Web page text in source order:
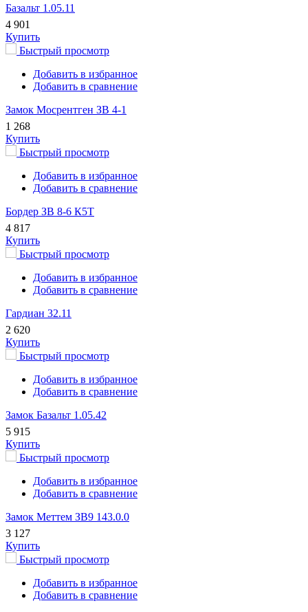
Базальт 1.05.11
4 901
Купить
Быстрый просмотр
Добавить в избранное
Добавить в сравнение
Замок Мосрентген ЗВ 4-1
1 268
Купить
Быстрый просмотр
Добавить в избранное
Добавить в сравнение
Бордер ЗВ 8-6 К5Т
4 817
Купить
Быстрый просмотр
Добавить в избранное
Добавить в сравнение
Гардиан 32.11
2 620
Купить
Быстрый просмотр
Добавить в избранное
Добавить в сравнение
Замок Базальт 1.05.42
5 915
Купить
Быстрый просмотр
Добавить в избранное
Добавить в сравнение
Замок Меттем ЗВ9 143.0.0
3 127
Купить
Быстрый просмотр
Добавить в избранное
Добавить в сравнение